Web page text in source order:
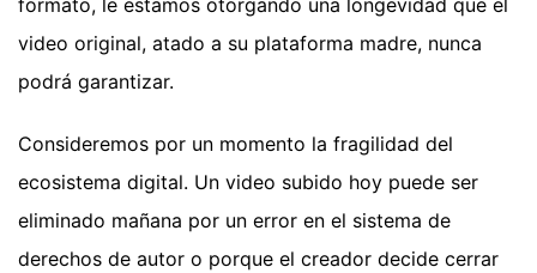
formato, le estamos otorgando una longevidad que el
video original, atado a su plataforma madre, nunca
podrá garantizar.
Consideremos por un momento la fragilidad del
ecosistema digital. Un video subido hoy puede ser
eliminado mañana por un error en el sistema de
derechos de autor o porque el creador decide cerrar